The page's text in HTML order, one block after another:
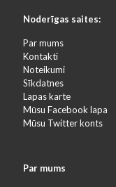
Noderīgas saites:
Par mums
Kontakti
Noteikumi
Sīkdatnes
Lapas karte
Mūsu Facebook lapa
Mūsu Twitter konts
Par mums